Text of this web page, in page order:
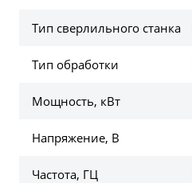
Тип сверлильного станка
Тип обработки
Мощность, кВт
Напряжение, В
Частота, ГЦ